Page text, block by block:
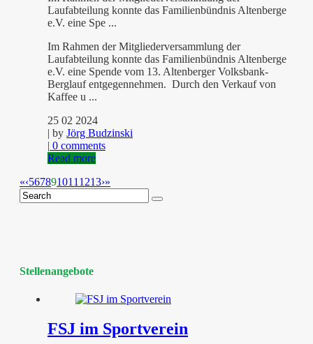
Laufabteilung konnte das Familienbündnis Altenberge
e.V. eine Spe ...
Im Rahmen der Mitgliederversammlung der
Laufabteilung konnte das Familienbündnis Altenberge
e.V. eine Spende vom 13. Altenberger Volksbank-
Berglauf entgegennehmen. Durch den Verkauf von
Kaffee u ...
25 02 2024
| by Jörg Budzinski
| 0 comments
Read more
«‹567891011 1213›»
Stellenangebote
FSJ im Sportverein